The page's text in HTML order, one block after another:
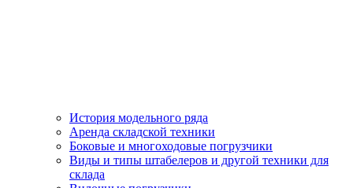
История модельного ряда
Аренда складской техники
Боковые и многоходовые погрузчики
Виды и типы штабелеров и другой техники для
склада